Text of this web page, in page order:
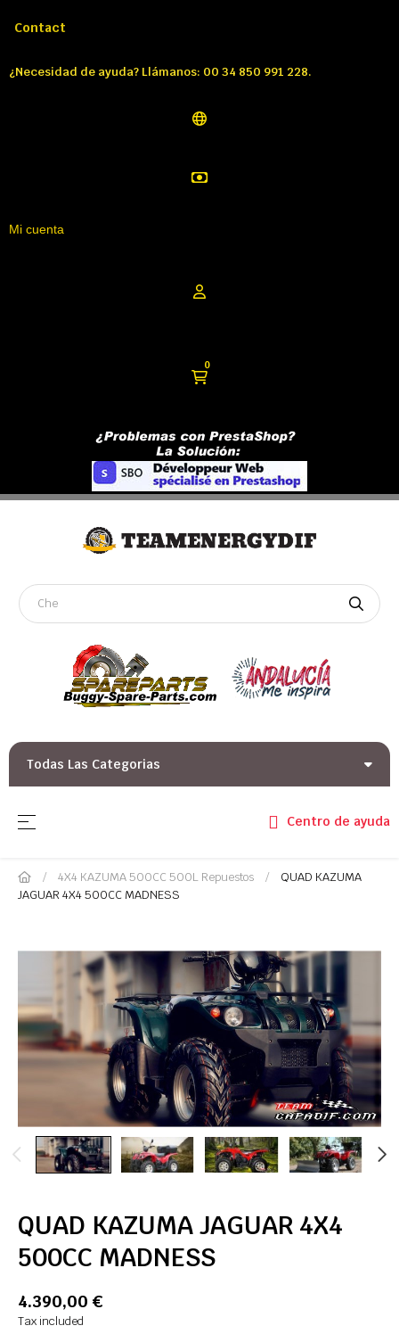
Contact
¿Necesidad de ayuda? Llámanos: 00 34 850 991 228.
Mi cuenta
0
Todas Las Categorias
Navegación de palanca
☰ Centro de ayuda
4X4 KAZUMA 500CC 500L Repuestos
QUAD KAZUMA
JAGUAR 4X4 500CC MADNESS
QUAD KAZUMA JAGUAR 4X4
500CC MADNESS
4.390,00 €
Tax included